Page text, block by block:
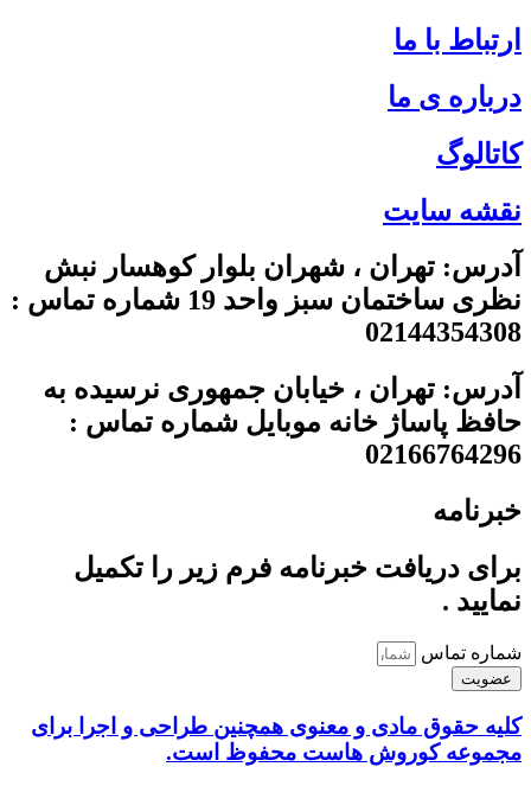
ارتباط با ما
درباره ی ما
کاتالوگ
نقشه سایت
آدرس: تهران ، شهران بلوار کوهسار نبش
نظری ساختمان سبز واحد 19 شماره تماس :
02144354308
آدرس: تهران ، خیابان جمهوری نرسیده به
حافظ پاساژ خانه موبایل شماره تماس :
02166764296
خبرنامه
برای دریافت خبرنامه فرم زیر را تکمیل
نمایید .
شماره تماس
عضویت
کلیه حقوق مادی و معنوی همچنین طراحی و اجرا برای
مجموعه کوروش هاست محفوظ است.